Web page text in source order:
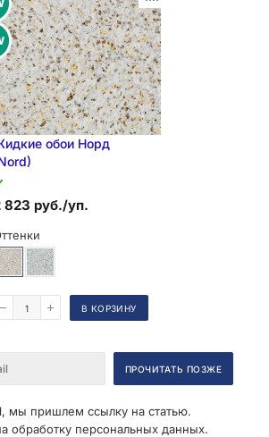
обои Норд
823 руб./уп.
В КОРЗИНУ
мы пришлем ссылку на статью.
обработку персональных данных.